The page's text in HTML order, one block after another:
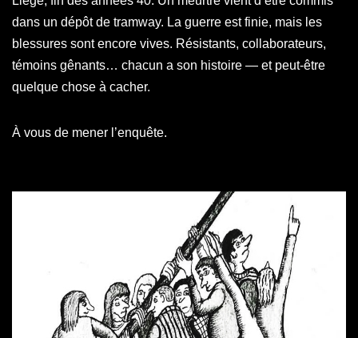
dans un dépôt de tramway. La guerre est finie, mais les
blessures sont encore vives. Résistants, collaborateurs,
témoins gênants… chacun a son histoire — et peut-être
quelque chose à cacher.
À vous de mener l’enquête.